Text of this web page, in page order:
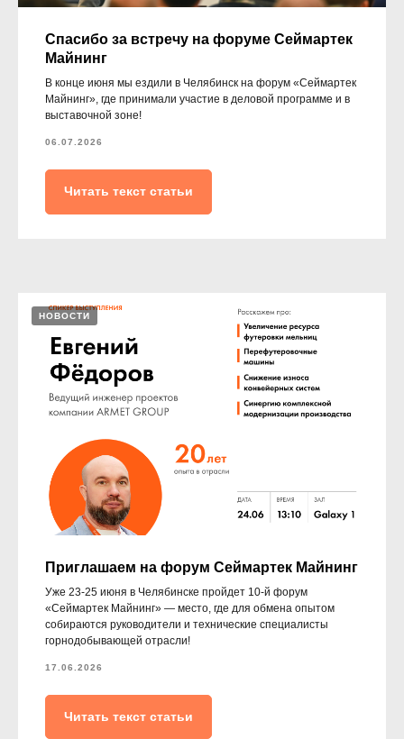
Спасибо за встречу на форуме Сеймартек
Майнинг
В конце июня мы ездили в Челябинск на форум «Сеймартек
Майнинг», где принимали участие в деловой программе и в
выставочной зоне!
06.07.2026
Читать текст статьи
НОВОСТИ
Приглашаем на форум Сеймартек Майнинг
Уже 23-25 июня в Челябинске пройдет 10-й форум
«Сеймартек Майнинг» — место, где для обмена опытом
собираются руководители и технические специалисты
горнодобывающей отрасли!
17.06.2026
Читать текст статьи